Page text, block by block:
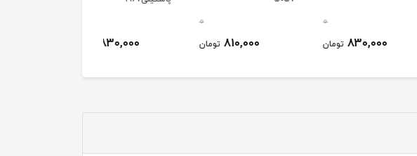
تومان تومان تومان